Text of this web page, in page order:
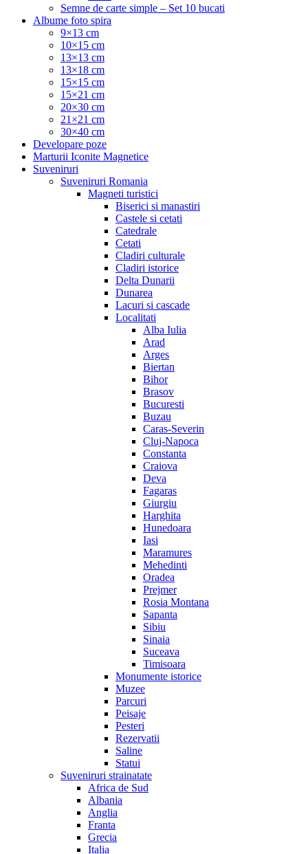
Semne de carte simple – Set 10 bucati
Albume foto spira
9×13 cm
10×15 cm
13×13 cm
13×18 cm
15×15 cm
15×21 cm
20×30 cm
21×21 cm
30×40 cm
Developare poze
Marturii Iconite Magnetice
Suveniruri
Suveniruri Romania
Magneti turistici
Biserici si manastiri
Castele si cetati
Catedrale
Cetati
Cladiri culturale
Cladiri istorice
Delta Dunarii
Dunarea
Lacuri si cascade
Localitati
Alba Iulia
Arad
Arges
Biertan
Bihor
Brasov
Bucuresti
Buzau
Caras-Severin
Cluj-Napoca
Constanta
Craiova
Deva
Fagaras
Giurgiu
Harghita
Hunedoara
Iasi
Maramures
Mehedinti
Oradea
Prejmer
Rosia Montana
Sapanta
Sibiu
Sinaia
Suceava
Timisoara
Monumente istorice
Muzee
Parcuri
Peisaje
Pesteri
Rezervatii
Saline
Statui
Suveniruri strainatate
Africa de Sud
Albania
Anglia
Franta
Grecia
Italia